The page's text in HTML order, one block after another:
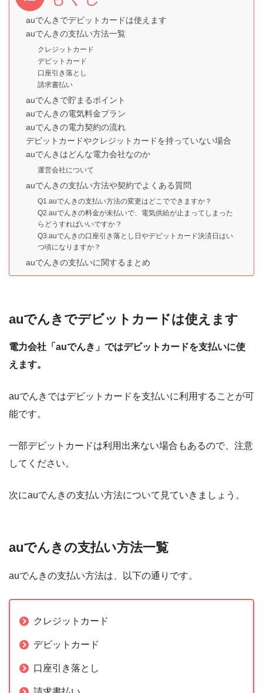
auでんきでデビットカードは使えます
auでんきの支払い方法一覧
クレジットカード
デビットカード
口座引き落とし
請求書払い
auでんきで貯まるポイント
auでんきの電気料金プラン
auでんきの電力契約の流れ
デビットカードやクレジットカードを持っていない場合
auでんきはどんな電力会社なのか
運営会社について
auでんきの支払い方法や契約でよくある質問
Q1.auでんきの支払い方法の変更はどこでできますか？
Q2.auでんきの料金が未払いで、電気供給が止まってしまった
らどうすればいいですか？
Q3.auでんきの口座引き落とし日やデビットカード決済日はい
つ頃になりますか？
auでんきの支払いに関するまとめ
auでんきでデビットカードは使えます
電力会社「auでんき」ではデビットカードを支払いに使
えます。
auでんきではデビットカードを支払いに利用することが可
能です。
一部デビットカードは利用出来ない場合もあるので、注意
してください。
次にauでんきの支払い方法について見ていきましょう。
auでんきの支払い方法一覧
auでんきの支払い方法は、以下の通りです。
クレジットカード
デビットカード
口座引き落とし